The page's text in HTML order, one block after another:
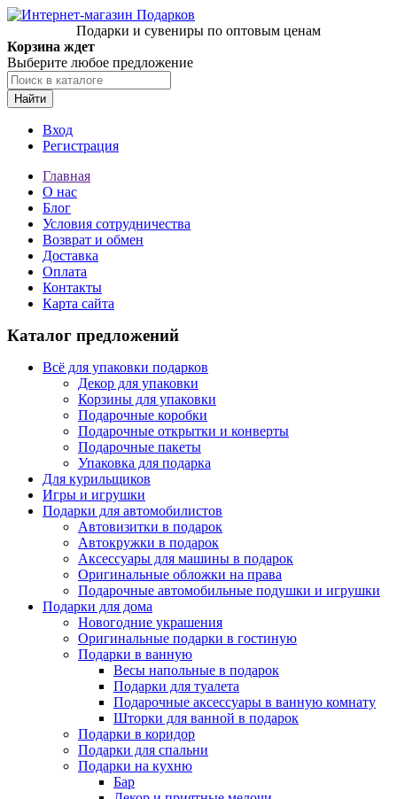
Подарки и сувениры по оптовым ценам
Корзина ждет
Выберите любое предложение
Найти
Вход
Регистрация
Главная
О нас
Блог
Условия сотрудничества
Возврат и обмен
Доставка
Оплата
Контакты
Карта сайта
Каталог предложений
Всё для упаковки подарков
Декор для упаковки
Корзины для упаковки
Подарочные коробки
Подарочные открытки и конверты
Подарочные пакеты
Упаковка для подарка
Для курильщиков
Игры и игрушки
Подарки для автомобилистов
Автовизитки в подарок
Автокружки в подарок
Аксессуары для машины в подарок
Оригинальные обложки на права
Подарочные автомобильные подушки и игрушки
Подарки для дома
Новогодние украшения
Оригинальные подарки в гостиную
Подарки в ванную
Весы напольные в подарок
Подарки для туалета
Подарочные аксессуары в ванную комнату
Шторки для ванной в подарок
Подарки в коридор
Подарки для спальни
Подарки на кухню
Бар